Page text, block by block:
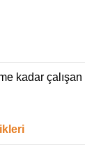
kadar çalışan